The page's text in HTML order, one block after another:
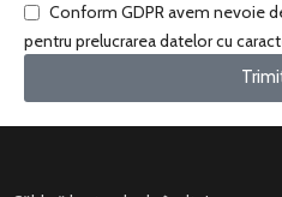
Conform GDPR avem nevoie
pentru prelucrarea datelor cu